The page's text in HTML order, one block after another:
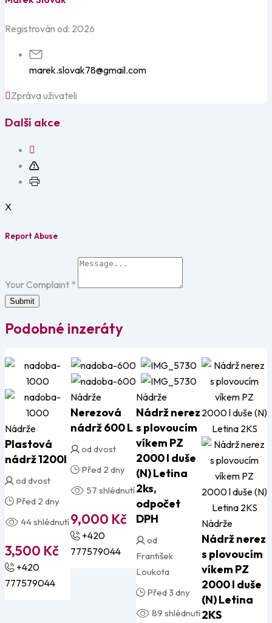
Registrován od: 2026
marek.slovak78@gmail.com
Zpráva uživateli
Další akce
X
Report Abuse
Your Complaint *
Submit
Podobné inzeráty
Nádrže
Plastová
nádrž 1200l
od dvost
Před 2 dny
44 shlédnutí
3,500 Kč
+420
777579044
Nádrže
Nerezová
nádrž 600 L
od dvost
Před 2 dny
57 shlédnutí
9,000 Kč
+420
777579044
Nádrže
Nádrž nerez
s plovoucím
víkem PZ
2000 l duše
(N) Letina
2ks,
odpočet
DPH
od
František
Loukota
Před 3 dny
89 shlédnutí
Nádrže
Nádrž nerez
s plovoucím
víkem PZ
2000 l duše
(N) Letina
2KS